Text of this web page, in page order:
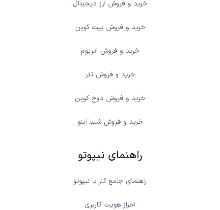
خرید و فروش ارز دیجیتال
خرید و فروش بیت کوین
خرید و فروش اتریوم
خرید و فروش تتر
خرید و فروش دوج کوین
خرید و فروش شیبا اینو
راهنمای نیپوتو
راهنمای جامع کار با نیپوتو
احراز هویت کاربری